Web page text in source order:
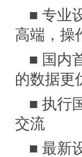
■ 专业
高端，操
■ 国内
的数据更
■ 执行
交流
■ 最新